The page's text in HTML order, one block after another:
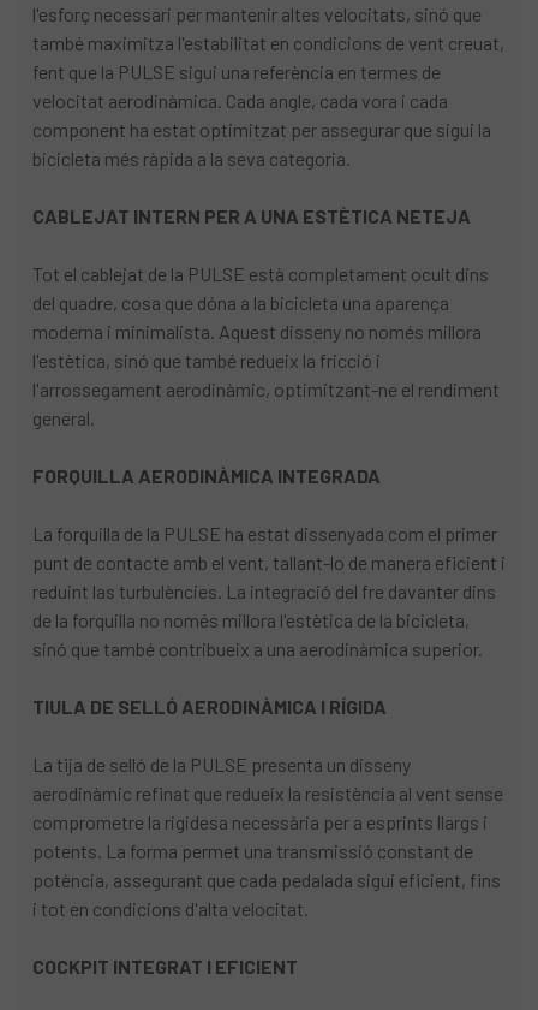
l'esforç necessari per mantenir altes velocitats, sinó que
també maximitza l'estabilitat en condicions de vent creuat,
fent que la PULSE sigui una referència en termes de
velocitat aerodinàmica. Cada angle, cada vora i cada
component ha estat optimitzat per assegurar que sigui la
bicicleta més ràpida a la seva categoria.
CABLEJAT INTERN PER A UNA ESTÈTICA NETEJA
Tot el cablejat de la PULSE està completament ocult dins
del quadre, cosa que dóna a la bicicleta una aparença
moderna i minimalista. Aquest disseny no només millora
l'estètica, sinó que també redueix la fricció i
l'arrossegament aerodinàmic, optimitzant-ne el rendiment
general.
FORQUILLA AERODINÀMICA INTEGRADA
La forquilla de la PULSE ha estat dissenyada com el primer
punt de contacte amb el vent, tallant-lo de manera eficient i
reduint las turbulències. La integració del fre davanter dins
de la forquilla no només millora l'estètica de la bicicleta,
sinó que també contribueix a una aerodinàmica superior.
TIULA DE SELLÓ AERODINÀMICA I RÍGIDA
La tija de selló de la PULSE presenta un disseny
aerodinàmic refinat que redueix la resistència al vent sense
comprometre la rigidesa necessària per a esprints llargs i
potents. La forma permet una transmissió constant de
potència, assegurant que cada pedalada sigui eficient, fins
i tot en condicions d'alta velocitat.
COCKPIT INTEGRAT I EFICIENT